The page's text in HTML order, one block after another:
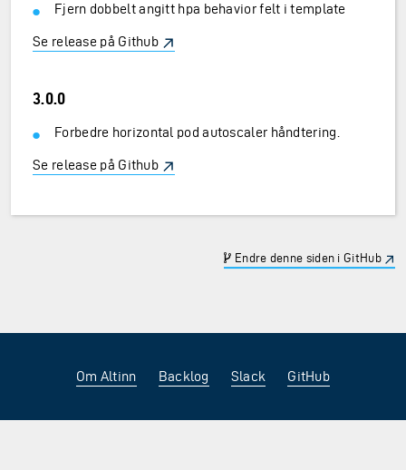
Fjern dobbelt angitt hpa behavior felt i template
Se release på Github
3.0.0
Forbedre horizontal pod autoscaler håndtering.
Se release på Github
Endre denne siden i GitHub
Om Altinn Backlog Slack GitHub